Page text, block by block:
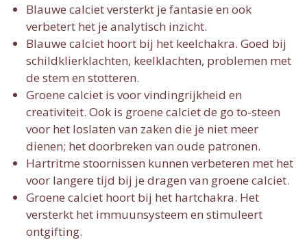
Blauwe calciet versterkt je fantasie en ook
verbetert het je analytisch inzicht.
Blauwe calciet hoort bij het keelchakra. Goed bij
schildklierklachten, keelklachten, problemen met
de stem en stotteren.
Groene calciet is voor vindingrijkheid en
creativiteit. Ook is groene calciet de go to-steen
voor het loslaten van zaken die je niet meer
dienen; het doorbreken van oude patronen.
Hartritme stoornissen kunnen verbeteren met het
voor langere tijd bij je dragen van groene calciet.
Groene calciet hoort bij het hartchakra. Het
versterkt het immuunsysteem en stimuleert
ontgifting.